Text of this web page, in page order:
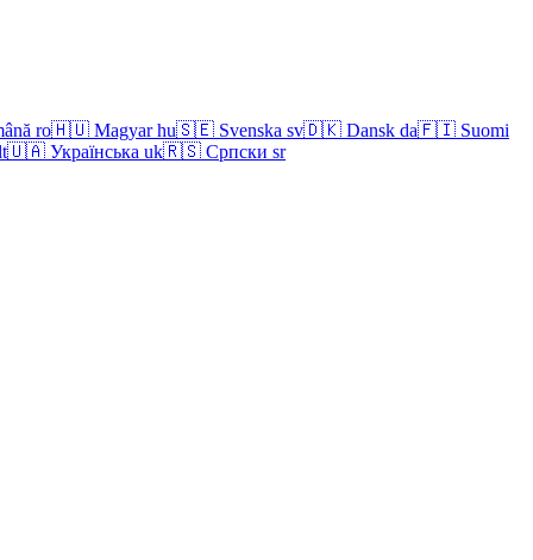
ro🇭🇺 Magyar hu🇸🇪 Svenska sv🇩🇰 Dansk da🇫🇮 Suomi
🇺🇦 Українська uk🇷🇸 Српски sr